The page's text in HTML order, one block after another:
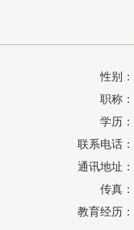
性别：
职称：
学历：
联系电话：
通讯地址：
传真：
教育经历：